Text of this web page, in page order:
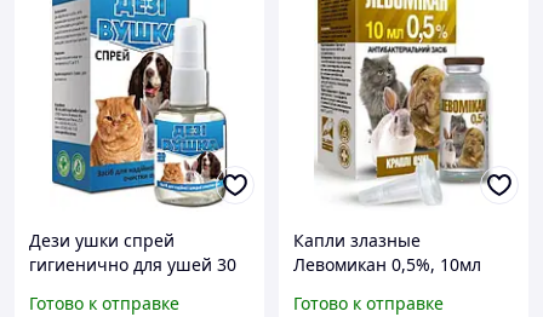
Дези ушки спрей
гигиенично для ушей 30
Готово к отправке
Капли злазные
Левомикан 0,5%, 10мл
Готово к отправке